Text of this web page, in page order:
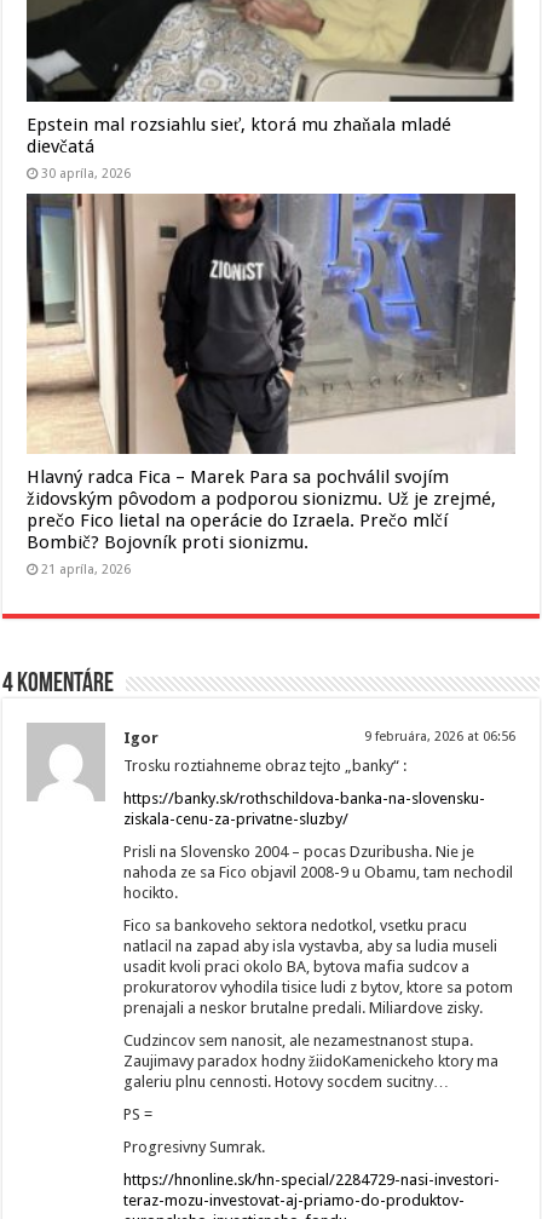
Epstein mal rozsiahlu sieť, ktorá mu zhaňala mladé
dievčatá
30 apríla, 2026
Hlavný radca Fica – Marek Para sa pochválil svojím
židovským pôvodom a podporou sionizmu. Už je zrejmé,
prečo Fico lietal na operácie do Izraela. Prečo mlčí
Bombič? Bojovník proti sionizmu.
21 apríla, 2026
4 komentáre
Igor 9 februára, 2026 at 06:56
Trosku roztiahneme obraz tejto „banky“ :
https://banky.sk/rothschildova-banka-na-slovensku-
ziskala-cenu-za-privatne-sluzby/
Prisli na Slovensko 2004 – pocas Dzuribusha. Nie je
nahoda ze sa Fico objavil 2008-9 u Obamu, tam nechodil
hocikto.
Fico sa bankoveho sektora nedotkol, vsetku pracu
natlacil na zapad aby isla vystavba, aby sa ludia museli
usadit kvoli praci okolo BA, bytova mafia sudcov a
prokuratorov vyhodila tisice ludi z bytov, ktore sa potom
prenajali a neskor brutalne predali. Miliardove zisky.
Cudzincov sem nanosit, ale nezamestnanost stupa.
Zaujimavy paradox hodny žiidoKamenickeho ktory ma
galeriu plnu cennosti. Hotovy socdem sucitny…
PS =
Progresivny Sumrak.
https://hnonline.sk/hn-special/2284729-nasi-investori-
teraz-mozu-investovat-aj-priamo-do-produktov-